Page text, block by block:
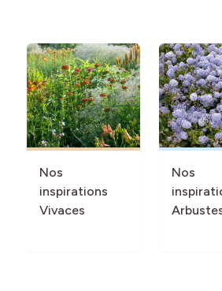
Nos
inspirations
Vivaces
Nos